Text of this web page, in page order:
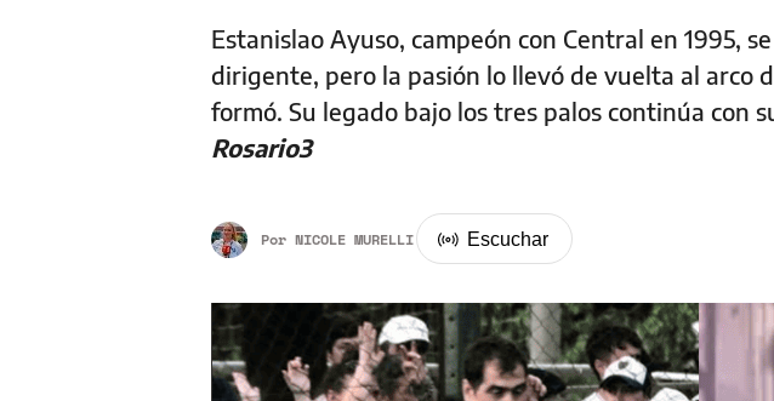
Estanislao Ayuso, campeón con Central en 1995,
dirigente, pero la pasión lo llevó de vuelta al arco
formó. Su legado bajo los tres palos continúa con
Rosario3
Por NICOLE MURELLI